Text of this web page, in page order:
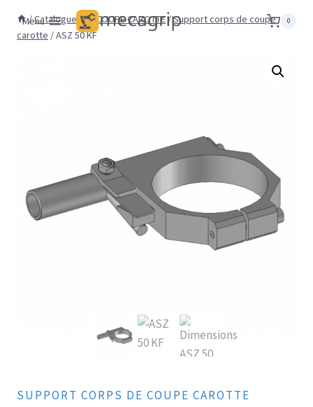
Menu 0
/Catalogue /DECOUPE CAROTTE/Support corps de coupe
carotte /ASZ 50 KF
SUPPORT CORPS DE COUPE CAROTTE